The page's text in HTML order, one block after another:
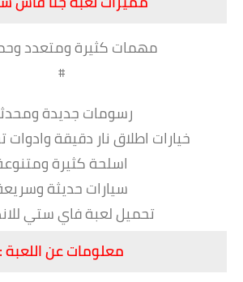
مهمات كثيرة ومتعدد
#
رسومات جديدة
خيارات اطلاق نار دقيقة
اسلحة كثيرة
سيارات حديثة
تحميل لعبة فاي ستي
معلومات عن اللعبة :